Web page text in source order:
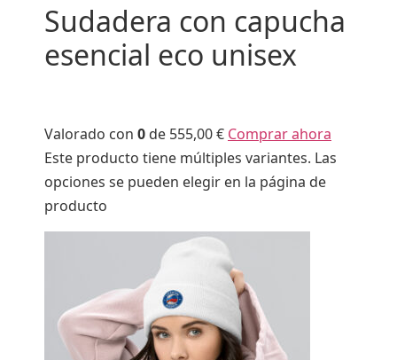
Sudadera con capucha
esencial eco unisex
Valorado con 0 de 555,00 € Comprar ahora
Este producto tiene múltiples variantes. Las
opciones se pueden elegir en la página de
producto